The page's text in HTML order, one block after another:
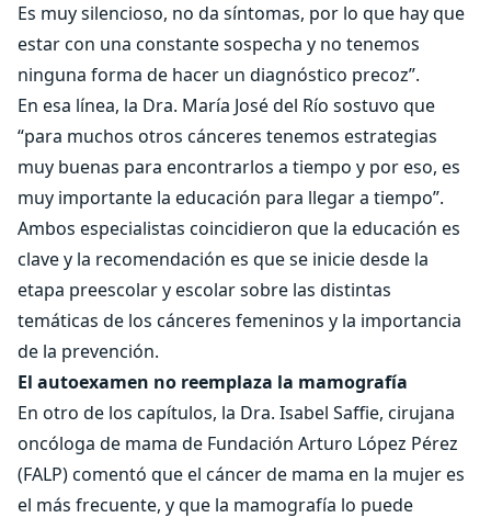
Es muy silencioso, no da síntomas, por lo que hay que
estar con una constante sospecha y no tenemos
ninguna forma de hacer un diagnóstico precoz”.
En esa línea, la Dra. María José del Río sostuvo que
“para muchos otros cánceres tenemos estrategias
muy buenas para encontrarlos a tiempo y por eso, es
muy importante la educación para llegar a tiempo”.
Ambos especialistas coincidieron que la educación es
clave y la recomendación es que se inicie desde la
etapa preescolar y escolar sobre las distintas
temáticas de los cánceres femeninos y la importancia
de la prevención.
El autoexamen no reemplaza la mamografía
En otro de los capítulos, la Dra. Isabel Saffie, cirujana
oncóloga de mama de Fundación Arturo López Pérez
(FALP) comentó que el cáncer de mama en la mujer es
el más frecuente, y que la mamografía lo puede